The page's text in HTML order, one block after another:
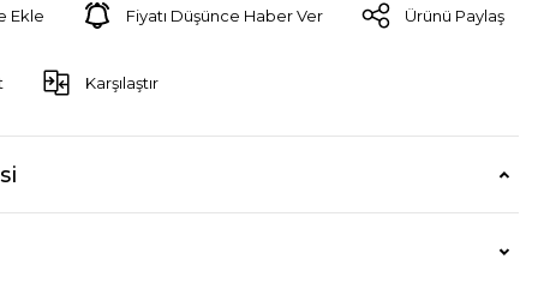
Fiyatı Düşünce Haber Ver Ürünü Paylaş
Karşılaştır